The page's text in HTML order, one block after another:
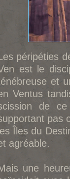
péripéties
est le
et
Ventus
de
pas
les Îles du
agréable.
une